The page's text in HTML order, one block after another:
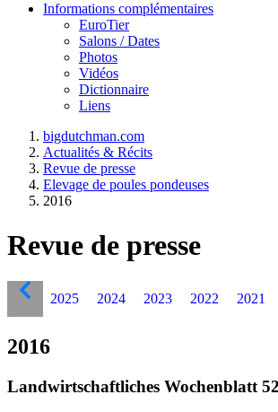
Informations complémentaires
EuroTier
Salons / Dates
Photos
Vidéos
Dictionnaire
Liens
bigdutchman.com
Actualités & Récits
Revue de presse
Elevage de poules pondeuses
2016
Revue de presse
2025 2024 2023 2022 2021
2016
Landwirtschaftliches Wochenblatt